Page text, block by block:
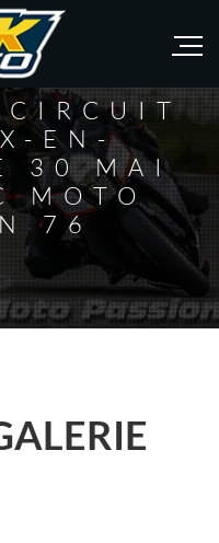
CIRCUIT
EN-
30 MAI
MOTO
76